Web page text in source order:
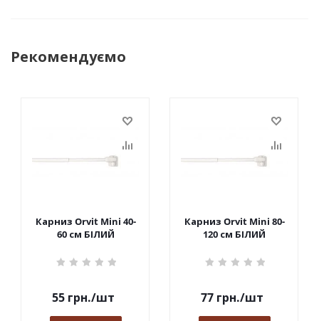
Рекомендуємо
Карниз Orvit Mini 40-
60 см БІЛИЙ
55грн./шт
Карниз Orvit Mini 80-
120 см БІЛИЙ
77грн./шт